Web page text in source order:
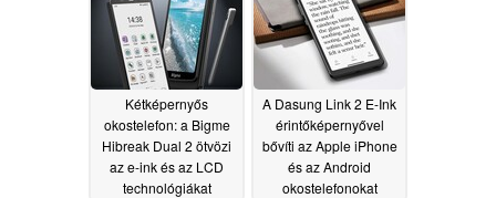
Kétképernyős
okostelefon: a Bigme
Hibreak Dual 2 ötvözi
az e-ink és az LCD
technológiákat
A Dasung Link 2 E-Ink
érintőképernyővel
bővíti az Apple iPhone
és az Android
okostelefonokat